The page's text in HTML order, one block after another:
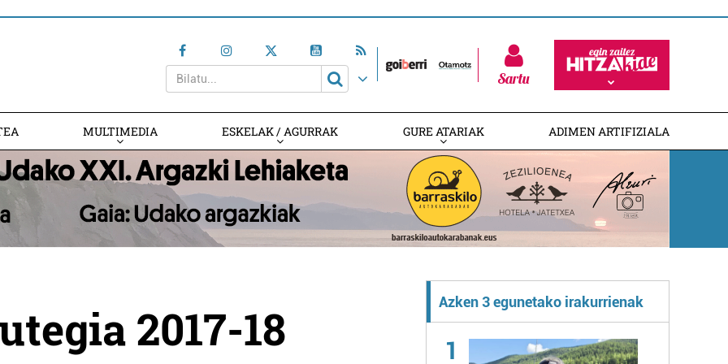
Sartu
MULTIMEDIA ESKELAK / AGURRAK GURE ATARIAK ADIMEN ARTIFIZIALA
2017-18 Azken 3 egunetako irakurrienak
1